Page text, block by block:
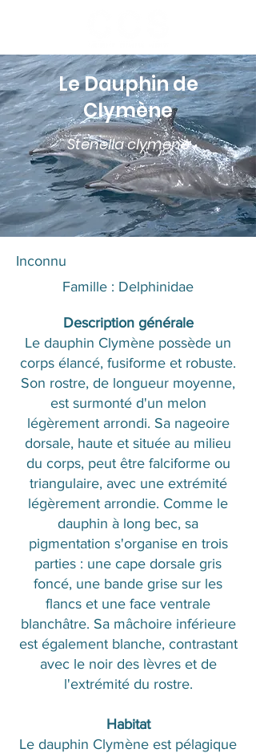
Le Dauphin de
Clymène
Stenella clymene
​Inconnu
Famille : Delphinidae​​
Description générale
Le dauphin Clymène possède un
corps élancé, fusiforme et robuste.
Son rostre, de longueur moyenne,
est surmonté d'un melon
légèrement arrondi. Sa nageoire
dorsale, haute et située au milieu
du corps, peut être falciforme ou
triangulaire, avec une extrémité
légèrement arrondie. Comme le
dauphin à long bec, sa
pigmentation s'organise en trois
parties : une cape dorsale gris
foncé, une bande grise sur les
flancs et une face ventrale
blanchâtre. Sa mâchoire inférieure
est également blanche, contrastant
avec le noir des lèvres et de
l'extrémité du rostre.
Habitat
Le dauphin Clymène est pélagique